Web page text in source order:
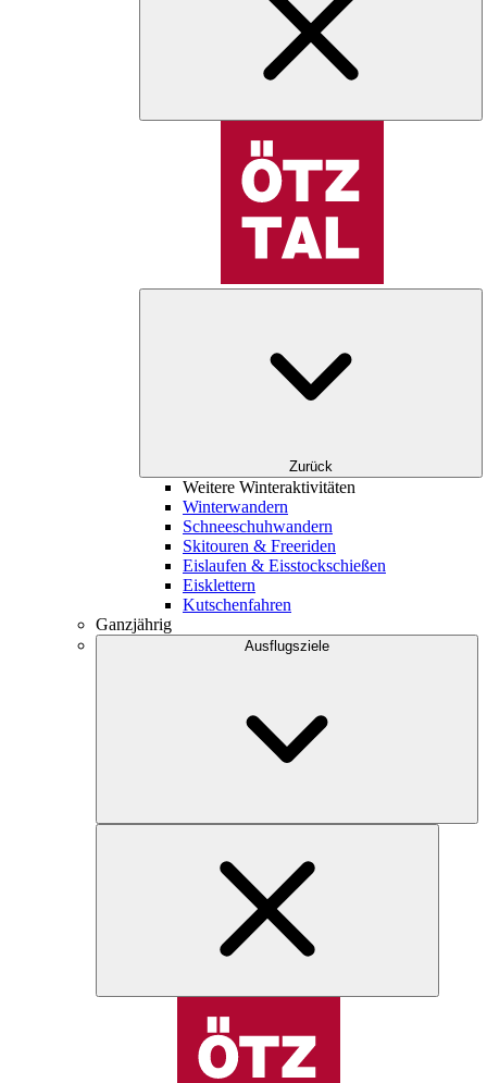
Zurück
Weitere Winteraktivitäten
Winterwandern
Schneeschuhwandern
Skitouren & Freeriden
Eislaufen & Eisstockschießen
Eisklettern
Kutschenfahren
Ganzjährig
Ausflugsziele